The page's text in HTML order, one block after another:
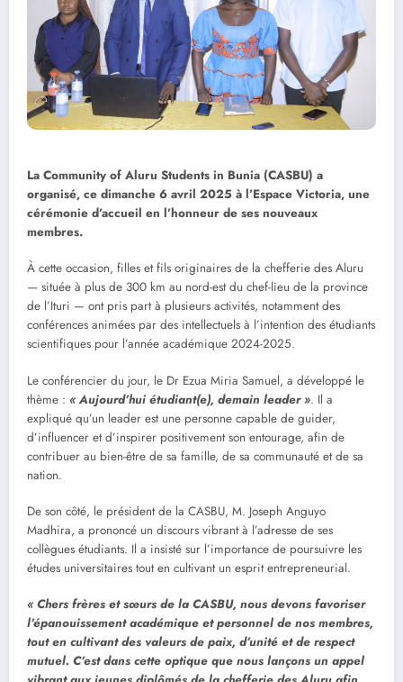
La Community of Aluru Students in Bunia (CASBU) a
organisé, ce dimanche 6 avril 2025 à l’Espace Victoria, une
cérémonie d’accueil en l’honneur de ses nouveaux
membres.
À cette occasion, filles et fils originaires de la chefferie des Aluru
— située à plus de 300 km au nord-est du chef-lieu de la province
de l’Ituri — ont pris part à plusieurs activités, notamment des
conférences animées par des intellectuels à l’intention des étudiants
scientifiques pour l’année académique 2024-2025.
Le conférencier du jour, le Dr Ezua Miria Samuel, a développé le
thème : « Aujourd’hui étudiant(e), demain leader ». Il a
expliqué qu’un leader est une personne capable de guider,
d’influencer et d’inspirer positivement son entourage, afin de
contribuer au bien-être de sa famille, de sa communauté et de sa
nation.
De son côté, le président de la CASBU, M. Joseph Anguyo
Madhira, a prononcé un discours vibrant à l’adresse de ses
collègues étudiants. Il a insisté sur l’importance de poursuivre les
études universitaires tout en cultivant un esprit entrepreneurial.
« Chers frères et sœurs de la CASBU, nous devons favoriser
l’épanouissement académique et personnel de nos membres,
tout en cultivant des valeurs de paix, d’unité et de respect
mutuel. C’est dans cette optique que nous lançons un appel